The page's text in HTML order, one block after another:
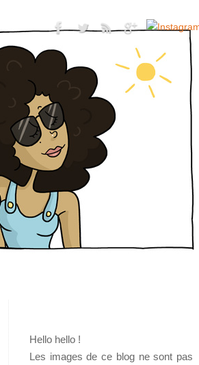
Hello hello !
Les images de ce blog ne sont pas